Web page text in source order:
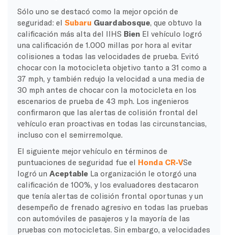
Sólo uno se destacó como la mejor opción de
seguridad: el Subaru Guardabosque, que obtuvo la
calificación más alta del IIHS BienEl vehículo logró
una calificación de 1.000 millas por hora al evitar
colisiones a todas las velocidades de prueba. Evitó
chocar con la motocicleta objetivo tanto a 31 como a
37 mph, y también redujo la velocidad a una media de
30 mph antes de chocar con la motocicleta en los
escenarios de prueba de 43 mph. Los ingenieros
confirmaron que las alertas de colisión frontal del
vehículo eran proactivas en todas las circunstancias,
incluso con el semirremolque.
El siguiente mejor vehículo en términos de
puntuaciones de seguridad fue el Honda CR-VSe
logró un AceptableLa organización le otorgó una
calificación de 100%, y los evaluadores destacaron
que tenía alertas de colisión frontal oportunas y un
desempeño de frenado agresivo en todas las pruebas
con automóviles de pasajeros y la mayoría de las
pruebas con motocicletas. Sin embargo, a velocidades